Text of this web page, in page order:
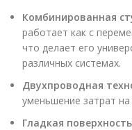
Комбинированная
работает как с
что делает его
различных системах.
Двухпроводная
уменьшение затрат
Гладкая